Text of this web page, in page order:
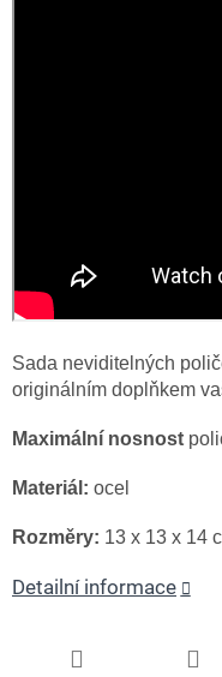
Sada neviditelných
originálním doplňkem
Maximální nosnost
Materiál: ocel
Rozměry: 13 х 13 х 14
Detailní informace